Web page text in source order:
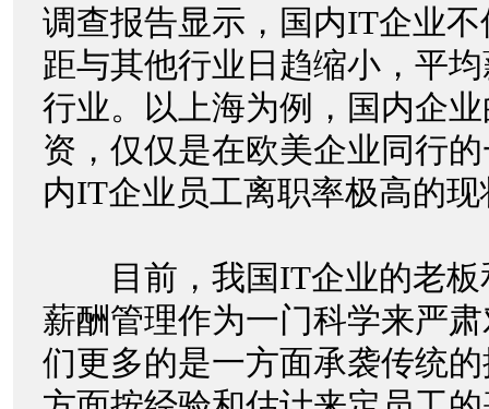
调查报告显示，国内IT企业
距与其他行业日趋缩小，平
行业。以上海为例，国内企
资，仅仅是在欧美企业同行
内IT企业员工离职率极高的
目前，我国IT企业的老板
薪酬管理作为一门科学来严
们更多的是一方面承袭传统